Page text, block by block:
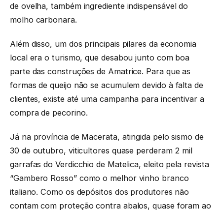
de ovelha, também ingrediente indispensável do
molho carbonara.
Além disso, um dos principais pilares da economia
local era o turismo, que desabou junto com boa
parte das construções de Amatrice. Para que as
formas de queijo não se acumulem devido à falta de
clientes, existe até uma campanha para incentivar a
compra de pecorino.
Já na província de Macerata, atingida pelo sismo de
30 de outubro, viticultores quase perderam 2 mil
garrafas do Verdicchio de Matelica, eleito pela revista
“Gambero Rosso” como o melhor vinho branco
italiano. Como os depósitos dos produtores não
contam com proteção contra abalos, quase foram ao